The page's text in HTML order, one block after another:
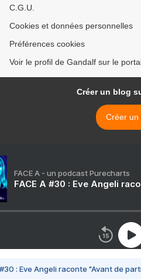
C.G.U.
Cookies et données personnelles
Préférences cookies
Voir le profil de Gandalf sur le
Créer un blog
Créer un
FACE A - un podcast Purecharts
FACE A #30 : Eve Angeli
#30 : Eve Angeli raconte "Avant de